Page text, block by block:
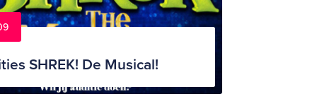
SHREK! De Musical!